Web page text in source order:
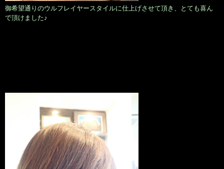
御希望通りのウルフレイヤースタイルに仕上げさせて頂き、とても喜ん
で頂けました♪